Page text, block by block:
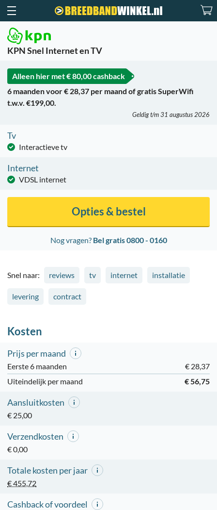
KPN Snel Internet en TV
Alleen hier met€ 80,00 cashback
6 maanden voor € 28,37 per maand of gratis SuperWifi
t.w.v. €199,00.
Geldig t/m 31 augustus 2026
Tv
Interactieve tv
Internet
VDSL internet
Nog vragen? Bel gratis 0800 - 0160
Opties & bestel
Snel naar: reviews tv internet installatie
levering contract
Kosten
Prijs per maand
Eerste 6 maanden
€ 28,37
Uiteindelijk per maand
€ 56,75
Aansluitkosten
€ 25,00
Verzendkosten
€ 0,00
Totale kosten per jaar
€ 455,72
Cashback of voordeel